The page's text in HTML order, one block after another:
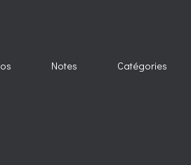
Notes Catégories